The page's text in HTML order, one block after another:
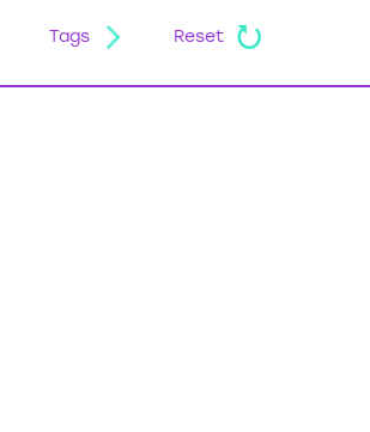
Tags Reset